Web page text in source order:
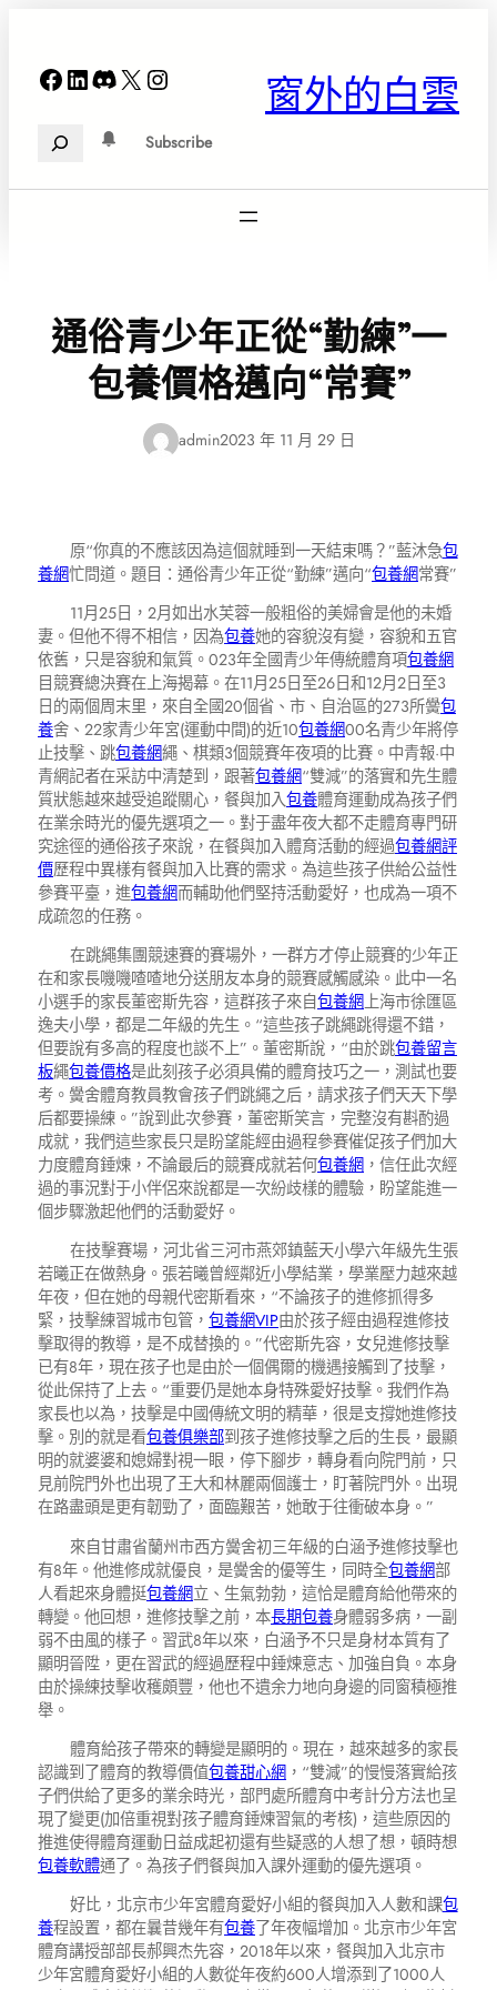
Facebook
LinkedIn
Discord
X Instagram 窗外的白雲
Search Subscribe
通俗青少年正從“勤練”一
包養價格邁向“常賽”
admin2023 年 11 月 29 日
原“你真的不應該因為這個就睡到一天結束嗎？”藍沐急包
養網忙問道。題目：通俗青少年正從“勤練”邁向“包養網常賽”
11月25日，2月如出水芙蓉一般粗俗的美婦會是他的未婚
妻。但他不得不相信，因為包養她的容貌沒有變，容貌和五官
依舊，只是容貌和氣質。023年全國青少年傳統體育項包養網
目競賽總決賽在上海揭幕。在11月25日至26日和12月2日至3
日的兩個周末里，來自全國20個省、市、自治區的273所黌包
養舍、22家青少年宮(運動中間)的近10包養網00名青少年將停
止技擊、跳包養網繩、棋類3個競賽年夜項的比賽。中青報·中
青網記者在采訪中清楚到，跟著包養網“雙減”的落實和先生體
質狀態越來越受追蹤關心，餐與加入包養體育運動成為孩子們
在業余時光的優先選項之一。對于盡年夜大都不走體育專門研
究途徑的通俗孩子來說，在餐與加入體育活動的經過包養網評
價歷程中異樣有餐與加入比賽的需求。為這些孩子供給公益性
參賽平臺，進包養網而輔助他們堅持活動愛好，也成為一項不
成疏忽的任務。
在跳繩集團競速賽的賽場外，一群方才停止競賽的少年正
在和家長嘰嘰喳喳地分送朋友本身的競賽感觸感染。此中一名
小選手的家長董密斯先容，這群孩子來自包養網上海市徐匯區
逸夫小學，都是二年級的先生。“這些孩子跳繩跳得還不錯，
但要說有多高的程度也談不上”。董密斯說，“由於跳包養留言
板繩包養價格是此刻孩子必須具備的體育技巧之一，測試也要
考。黌舍體育教員教會孩子們跳繩之后，請求孩子們天天下學
后都要操練。”說到此次參賽，董密斯笑言，完整沒有斟酌過
成就，我們這些家長只是盼望能經由過程參賽催促孩子們加大
力度體育錘煉，不論最后的競賽成就若何包養網 ，信任此次經
過的事況對于小伴侶來說都是一次紛歧樣的體驗，盼望能進一
個步驟激起他們的活動愛好。
在技擊賽場，河北省三河市燕郊鎮藍天小學六年級先生張
若曦正在做熱身。張若曦曾經鄰近小學結業，學業壓力越來越
年夜，但在她的母親代密斯看來，“不論孩子的進修抓得多
緊，技擊練習城市包管， 包養網VIP由於孩子經由過程進修技
擊取得的教導，是不成替換的。”代密斯先容，女兒進修技擊
已有8年，現在孩子也是由於一個偶爾的機遇接觸到了技擊，
從此保持了上去。“重要仍是她本身特殊愛好技擊。我們作為
家長也以為，技擊是中國傳統文明的精華，很是支撐她進修技
擊。別的就是看包養俱樂部到孩子進修技擊之后的生長，最顯
明的就婆婆和媳婦對視一眼，停下腳步，轉身看向院門前，只
見前院門外也出現了王大和林麗兩個護士，盯著院門外。出現
在路盡頭是更有韌勁了，面臨艱苦，她敢于往衝破本身。”
來自甘肅省蘭州市西方黌舍初三年級的白涵予進修技擊也
有8年。他進修成就優良，是黌舍的優等生，同時全包養網部
人看起來身體挺包養網立、生氣勃勃，這恰是體育給他帶來的
轉變。他回想，進修技擊之前，本長期包養身體弱多病，一副
弱不由風的樣子。習武8年以來，白涵予不只是身材本質有了
顯明晉陞，更在習武的經過歷程中錘煉意志、加強自負。本身
由於操練技擊收穫頗豐，他也不遺余力地向身邊的同窗積極推
舉。
體育給孩子帶來的轉變是顯明的。現在，越來越多的家長
認識到了體育的教導價值包養甜心網 ，“雙減”的慢慢落實給孩
子們供給了更多的業余時光，部門處所體育中考計分方法也呈
現了變更(加倍重視對孩子體育錘煉習氣的考核)，這些原因的
推進使得體育運動日益成起初還有些疑惑的人想了想，頓時想
包養軟體通了。為孩子們餐與加入課外運動的優先選項。
好比，北京市少年宮體育愛好小組的餐與加入人數和課包
養程設置，都在曩昔幾年有包養了年夜幅增加。北京市少年宮
體育講授部部長郝興杰先容，2018年以來，餐與加入北京市
少年宮體育愛好小組的人數從年夜約600人增添到了1000人